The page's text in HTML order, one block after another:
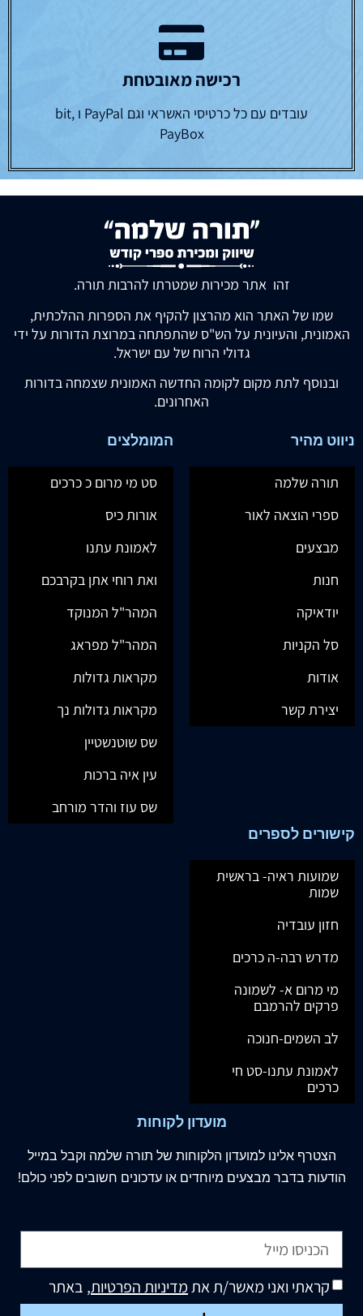
רכישה מאובטחת
עובדים עם כל כרטיסי האשראי וגם PayPal ו bit,
PayBox
זהו אתר מכירות שמטרתו להרבות תורה.
שמו של האתר הוא מהרצון להקיף את הספרות ההלכתית,
האמונית, והעיונית על הש"ס שהתפתחה במרוצת הדורות על ידי
גדולי הרוח של עם ישראל.
ובנוסף לתת מקום לקומה החדשה האמונית שצמחה בדורות
האחרונים.
ניווט מהיר
תורה שלמה
ספרי הוצאה לאור
מבצעים
חנות
יודאיקה
סל הקניות
אודות
יצירת קשר
המומלצים
סט מי מרום כ כרכים
אורות כיס
לאמונת עתנו
ואת רוחי אתן בקרבכם
המהר"ל המנוקד
המהר"ל מפראג
מקראות גדולות
מקראות גדולות נך
שס שוטנשטיין
עין איה ברכות
שס עוז והדר מורחב
קישורים לספרים
שמועות ראיה- בראשית
שמות
חזון עובדיה
מדרש רבה-ה כרכים
מי מרום א- לשמונה
פרקים להרמבם
לב השמים-חנוכה
לאמונת עתנו-סט חי
כרכים
מועדון לקוחות
הצטרף אלינו למועדון הלקוחות של תורה שלמה וקבל במייל
הודעות בדבר מבצעים מיוחדים או עדכונים חשובים לפני כולם!
קראתי ואני מאשר/ת אתמדיניות הפרטיות, באתר